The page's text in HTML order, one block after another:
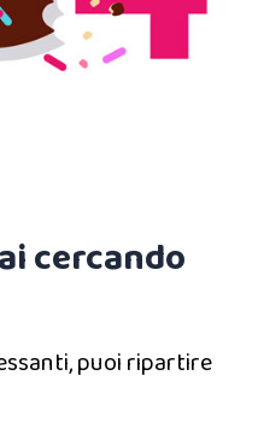
cercando
puoi ripartire